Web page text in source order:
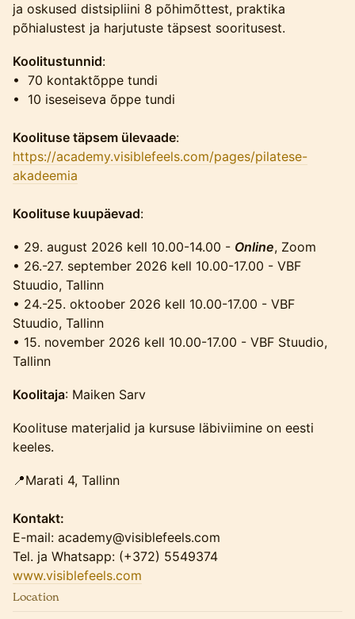
ja oskused distsipliini 8 põhimõttest, praktika
põhialustest ja harjutuste täpsest sooritusest.
Koolitustunnid:
• 70 kontaktõppe tundi
• 10 iseseiseva õppe tundi
Koolituse täpsem ülevaade:
https://academy.visiblefeels.com/pages/pilatese-
akadeemia
Koolituse kuupäevad:
• 29. august 2026 kell 10.00-14.00 - Online, Zoom
• 26.-27. september 2026 kell 10.00-17.00 - VBF
Stuudio, Tallinn
• 24.-25. oktoober 2026 kell 10.00-17.00 - VBF
Stuudio, Tallinn
• 15. november 2026 kell 10.00-17.00 - VBF Stuudio,
Tallinn
Koolitaja: Maiken Sarv
Koolituse materjalid ja kursuse läbiviimine on eesti
keeles.
📍Marati 4, Tallinn
Kontakt:
E-mail: academy@visiblefeels.com
Tel. ja Whatsapp: (+372) 5549374
www.visiblefeels.com
Location